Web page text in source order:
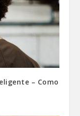
– Como